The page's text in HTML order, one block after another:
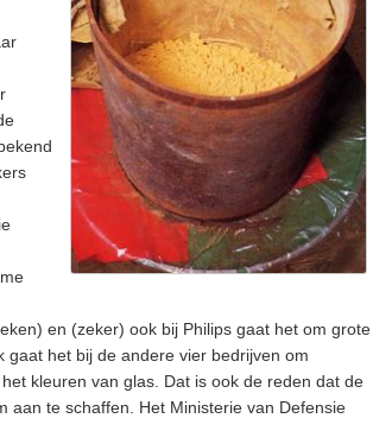
en (zeker) ook bij Philips gaat het om grote
gaat het bij de andere vier bedrijven om
kleuren van glas. Dat is ook de reden dat de
aan te schaffen. Het Ministerie van Defensie